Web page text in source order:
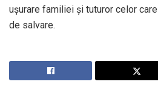
ușurare familiei și tuturor celor
de salvare.